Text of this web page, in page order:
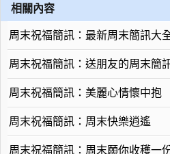
相關內容
周末祝福簡訊：最新周末簡訊大
周末祝福簡訊：送朋友的周末簡
周末祝福簡訊：美麗心情懷中抱
周末祝福簡訊：周末快樂逍遙
周末祝福簡訊：周末願你收穫一